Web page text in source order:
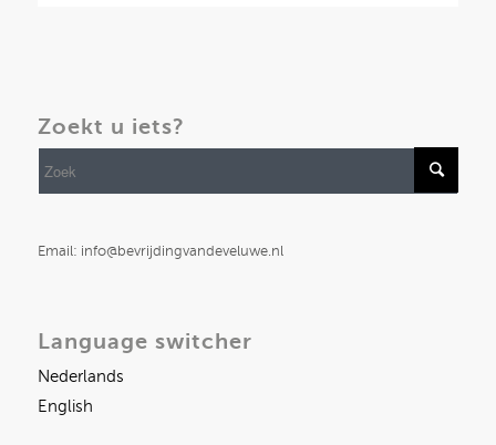
Zoekt u iets?
Email: info@bevrijdingvandeveluwe.nl
Language switcher
Nederlands
English